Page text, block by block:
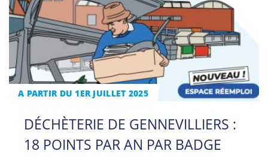
A PARTIR DU 1ER JUILLET 2025
DÉCHÈTERIE DE GENNEVILLIERS :
18 POINTS PAR AN PAR BADGE